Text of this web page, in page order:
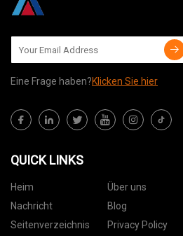
Eine Frage haben?Klicken Sie hier
QUICK LINKS
Heim Über uns
Nachricht
Blog
Seitenverzeichnis
Privacy Policy